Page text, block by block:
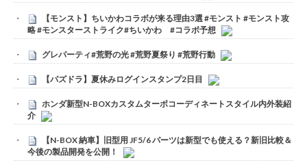
【モンスト】ちいかわコラボが来る理由3選 #モンスト #モンスト攻
略 #モンスターストライク#ちいかわ #コラボ予想
グレパーティ#荒野の光 #荒野夏祭り #荒野行動
【パズドラ】夏休みログインスタンプ2日目
ホンダ新型N-BOXカスタムターボコーディネートスタイル内外装紹
介
【N-BOX 納車】旧型用 JF5/6 パーツは新型でも使える？新旧比較＆
今後の製品開発を公開！